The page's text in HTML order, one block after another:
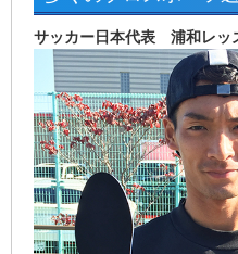
サッカー日本代表 浦和レ